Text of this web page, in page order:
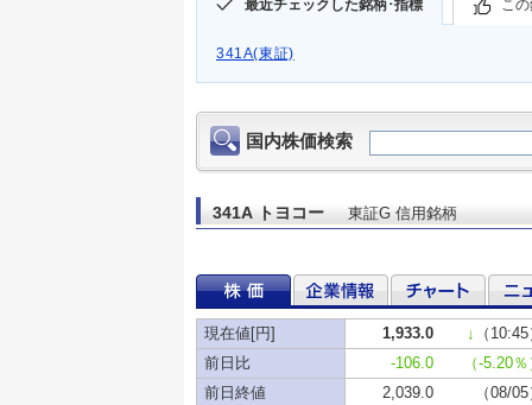
最近チェックした銘柄･指標 こ
341A(東証)